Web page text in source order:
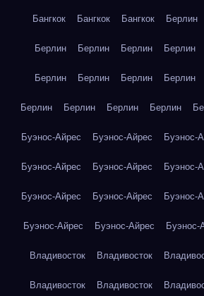
Бангкок Бангкок Бангкок Берлин
Берлин Берлин Берлин Берлин
Берлин Берлин Берлин Берлин
Берлин Берлин Берлин Берлин
Буэнос-Айрес Буэнос-Айрес Буэнос-
Буэнос-Айрес Буэнос-Айрес Буэнос-
Буэнос-Айрес Буэнос-Айрес Буэнос-
Буэнос-Айрес Буэнос-Айрес Буэнос-
Владивосток Владивосток
Владивосток Владивосток